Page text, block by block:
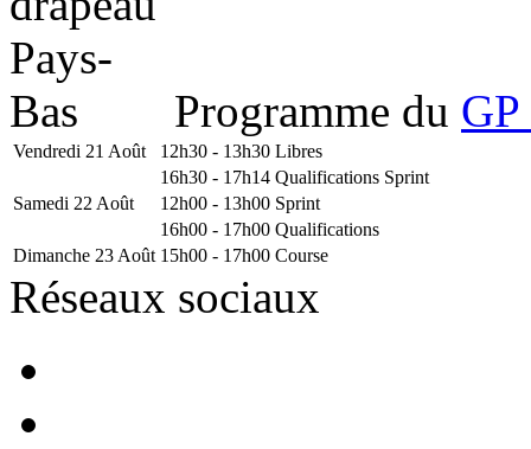
Programme du
Vendredi 21 Août 12h30 - 13h30 Libres
16h30 - 17h14 Qualifications Sprint
Samedi 22 Août
12h00 - 13h00 Sprint
16h00 - 17h00 Qualifications
Dimanche 23 Août 15h00 - 17h00 Course
Réseaux sociaux